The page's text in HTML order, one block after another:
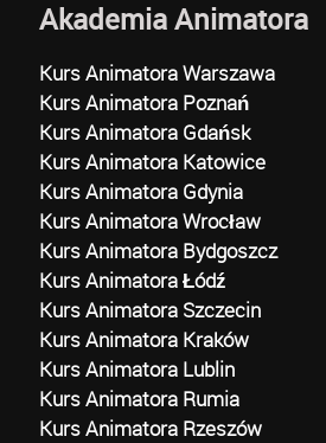
Akademia Animatora
Kurs Animatora Warszawa
Kurs Animatora Poznań
Kurs Animatora Gdańsk
Kurs Animatora Katowice
Kurs Animatora Gdynia
Kurs Animatora Wrocław
Kurs Animatora Bydgoszcz
Kurs Animatora Łódź
Kurs Animatora Szczecin
Kurs Animatora Kraków
Kurs Animatora Lublin
Kurs Animatora Rumia
Kurs Animatora Rzeszów